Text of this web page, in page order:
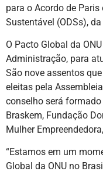
para o Acordo de
Sustentável (ODSs), da
O Pacto Global da
Administração, para
São nove assentos
eleitas pela
conselho será formado
Braskem, Fundação
Mulher
“Estamos em um
Global da ONU no